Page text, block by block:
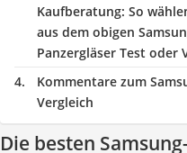
Kaufberatung: So
aus dem obigen
Panzergläser Test oder
Kommentare zum
Vergleich
Die besten